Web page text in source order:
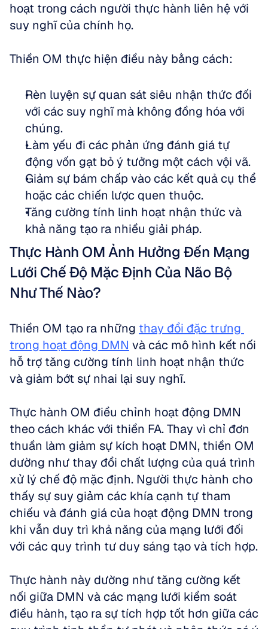
hoạt trong cách người thực hành liên hệ với
suy nghĩ của chính họ.
Thiền OM thực hiện điều này bằng cách:
Rèn luyện sự quan sát siêu nhận thức đối
với các suy nghĩ mà không đồng hóa với
chúng.
Làm yếu đi các phản ứng đánh giá tự
động vốn gạt bỏ ý tưởng một cách vội vã.
Giảm sự bám chấp vào các kết quả cụ thể
hoặc các chiến lược quen thuộc.
Tăng cường tính linh hoạt nhận thức và
khả năng tạo ra nhiều giải pháp.
Thực Hành OM Ảnh Hưởng Đến Mạng
Lưới Chế Độ Mặc Định Của Não Bộ
Như Thế Nào?
Thiền OM tạo ra những thay đổi đặc trưng
trong hoạt động DMN và các mô hình kết nối
hỗ trợ tăng cường tính linh hoạt nhận thức
và giảm bớt sự nhai lại suy nghĩ.
Thực hành OM điều chỉnh hoạt động DMN
theo cách khác với thiền FA. Thay vì chỉ đơn
thuần làm giảm sự kích hoạt DMN, thiền OM
dường như thay đổi chất lượng của quá trình
xử lý chế độ mặc định. Người thực hành cho
thấy sự suy giảm các khía cạnh tự tham
chiếu và đánh giá của hoạt động DMN trong
khi vẫn duy trì khả năng của mạng lưới đối
với các quy trình tư duy sáng tạo và tích hợp.
Thực hành này dường như tăng cường kết
nối giữa DMN và các mạng lưới kiểm soát
điều hành, tạo ra sự tích hợp tốt hơn giữa các